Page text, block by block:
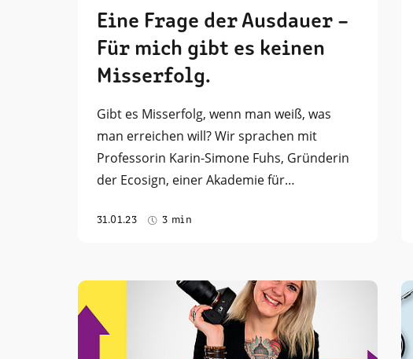
Eine Frage der Ausdauer –
Für mich gibt es keinen
Misserfolg.
Gibt es Misserfolg, wenn man weiß, was
man erreichen will? Wir sprachen mit
Professorin Karin-Simone Fuhs, Gründerin
der Ecosign, einer Akademie für…
31.01.23 3 min